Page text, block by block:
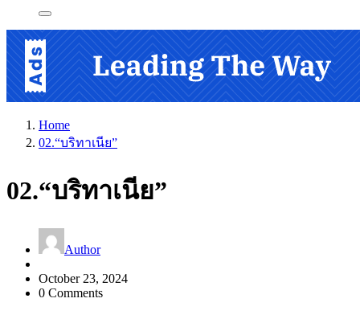
Home
02.“บริทาเนีย”
02.“บริทาเนีย”
Author
October 23, 2024
0 Comments